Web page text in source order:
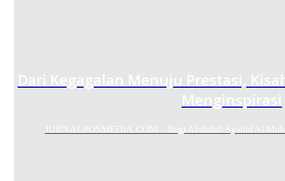
Dari Kegagalan Menuju Prestasi,
Menginspirasi
JURNALPOSMEDIA.COM – Bagi Abdullah Syahid Al